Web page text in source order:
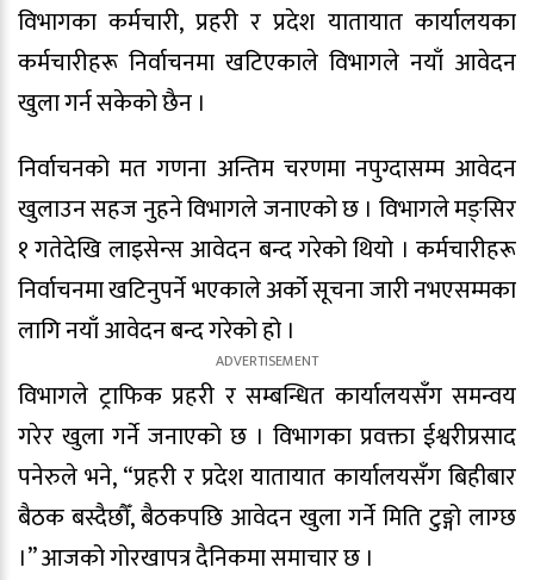
विभागका कर्मचारी, प्रहरी र प्रदेश यातायात कार्यालयका
कर्मचारीहरू निर्वाचनमा खटिएकाले विभागले नयाँ आवेदन
खुला गर्न सकेको छैन ।
निर्वाचनको मत गणना अन्तिम चरणमा नपुग्दासम्म आवेदन
खुलाउन सहज नुहने विभागले जनाएको छ । विभागले मङ्सिर
१ गतेदेखि लाइसेन्स आवेदन बन्द गरेको थियो । कर्मचारीहरू
निर्वाचनमा खटिनुपर्ने भएकाले अर्को सूचना जारी नभएसम्मका
लागि नयाँ आवेदन बन्द गरेको हो ।
विभागले ट्राफिक प्रहरी र सम्बन्धित कार्यालयसँग समन्वय
गरेर खुला गर्ने जनाएको छ । विभागका प्रवक्ता ईश्वरीप्रसाद
पनेरुले भने, “प्रहरी र प्रदेश यातायात कार्यालयसँग बिहीबार
बैठक बस्दैछौँ, बैठकपछि आवेदन खुला गर्ने मिति टुङ्गो लाग्छ
।” आजको गोरखापत्र दैनिकमा समाचार छ ।